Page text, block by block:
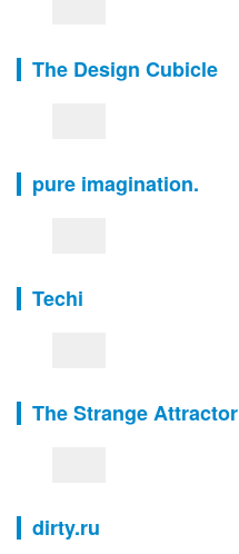
The Design Cubicle
pure imagination.
Techi
The Strange Attractor
dirty.ru